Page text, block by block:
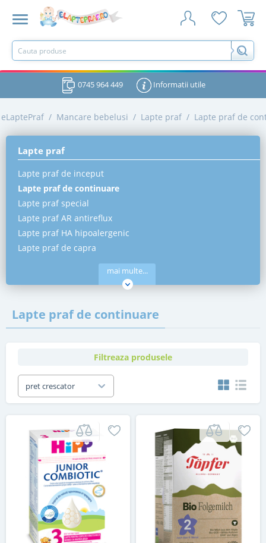
0745 964 449 Informatii utile
eLaptePraf / Mancare bebelusi / Lapte praf / Lapte praf de
Lapte praf
Lapte praf de inceput
Lapte praf de continuare
Lapte praf special
Lapte praf AR antireflux
Lapte praf HA hipoalergenic
Lapte praf de capra
mai multe...
Lapte praf de continuare
Filtreaza produsele
pret crescator